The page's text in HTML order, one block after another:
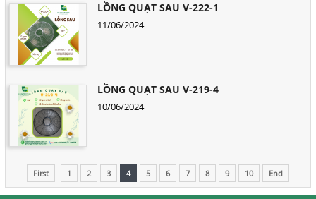
LỒNG QUẠT SAU V-222-1
11/06/2024
LỒNG QUẠT SAU V-219-4
10/06/2024
First 1 2 3 4 5 6 7 8 9 10 End